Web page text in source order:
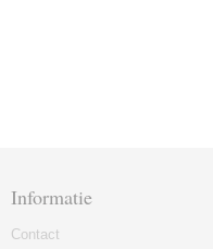
Informatie
Contact